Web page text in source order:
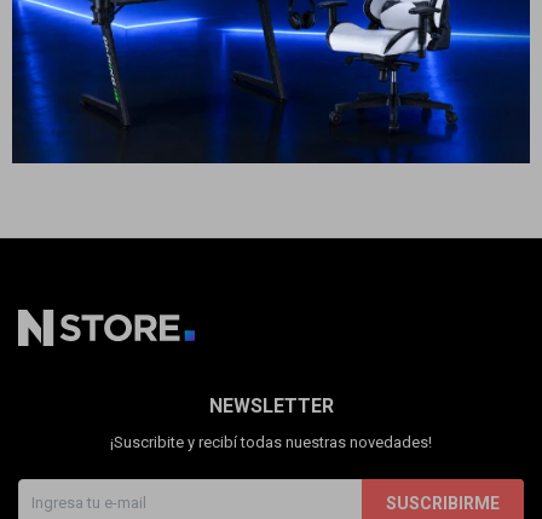
USD 23 USD20
ENVÍO A TODO EL PAÍS
NEWSLETTER
¡Suscribite y recibí todas nuestras novedades!
SUSCRIBIRME
Tiendas